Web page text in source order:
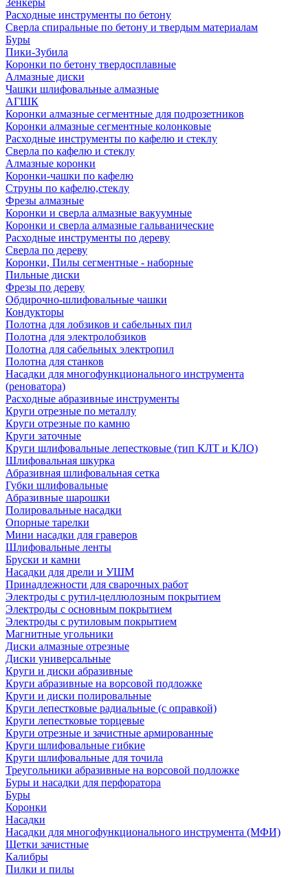
Зенкеры
Расходные инструменты по бетону
Сверла спиральные по бетону и твердым материалам
Буры
Пики-Зубила
Коронки по бетону твердосплавные
Алмазные диски
Чашки шлифовальные алмазные
АГШК
Коронки алмазные сегментные для подрозетников
Коронки алмазные сегментные колонковые
Расходные инструменты по кафелю и стеклу
Сверла по кафелю и стеклу
Алмазные коронки
Коронки-чашки по кафелю
Струны по кафелю,стеклу
Фрезы алмазные
Коронки и сверла алмазные вакуумные
Коронки и сверла алмазные гальванические
Расходные инструменты по дереву
Сверла по дереву
Коронки, Пилы сегментные - наборные
Пильные диски
Фрезы по дереву
Обдирочно-шлифовальные чашки
Кондукторы
Полотна для лобзиков и сабельных пил
Полотна для электролобзиков
Полотна для сабельных электропил
Полотна для станков
Насадки для многофункционального инструмента
(реноватора)
Расходные абразивные инструменты
Круги отрезные по металлу
Круги отрезные по камню
Круги заточные
Круги шлифовальные лепестковые (тип КЛТ и КЛО)
Шлифовальная шкурка
Абразивная шлифовальная сетка
Губки шлифовальные
Абразивные шарошки
Полировальные насадки
Опорные тарелки
Мини насадки для граверов
Шлифовальные ленты
Бруски и камни
Насадки для дрели и УШМ
Принадлежности для сварочных работ
Электроды с рутил-целлюлозным покрытием
Электроды с основным покрытием
Электроды с рутиловым покрытием
Магнитные угольники
Диски алмазные отрезные
Диски универсальные
Круги и диски абразивные
Круги абразивные на ворсовой подложке
Круги и диски полировальные
Круги лепестковые радиальные (с оправкой)
Круги лепестковые торцевые
Круги отрезные и зачистные армированные
Круги шлифовальные гибкие
Круги шлифовальные для точила
Треугольники абразивные на ворсовой подложке
Буры и насадки для перфоратора
Буры
Коронки
Насадки
Насадки для многофункционального инструмента (МФИ)
Щетки зачистные
Калибры
Пилки и пилы